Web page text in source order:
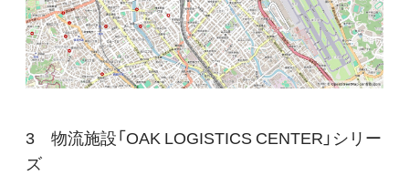
物流施設「OAK LOGISTICS CENTER」シリー
ズ